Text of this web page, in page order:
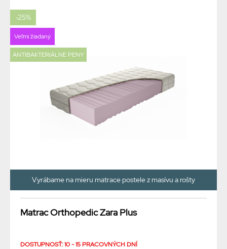
-25%
Veľmi žiadaný
ANTIBAKTERIÁLNE PENY
Vyrábame na mieru matrace postele z masívu a rošty
Matrac Orthopedic Zara Plus
DOSTUPNOSŤ: 10 - 15 PRACOVNÝCH DNÍ